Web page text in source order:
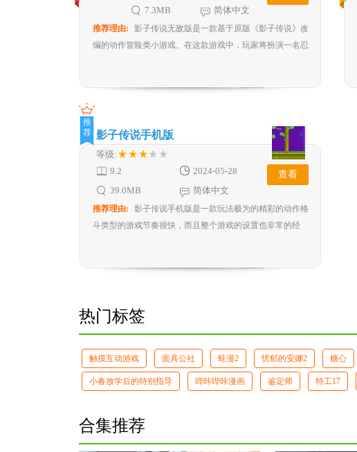
7.3MB
简体中文
推荐理由:
影子传说无敌版是一款基于原版《影子传说》改
编的动作冒险类小游戏。在这款游戏中，玩家将扮演一名忍
影子传说手机版
等级:
9.2
2024-05-28
39.0MB
简体中文
查看
推荐理由:
影子传说手机版是一款玩法极为的精彩的动作格
斗类型的游戏节奏很快，而且整个游戏的设置也非常的经
推
荐
热门标签
触摸互动游戏 面具公社 蛙漫2 忧郁的安娜2 糖心
小春放学后的特别指导 哔咔哔咔漫画 鉴定师 特工17
合集推荐